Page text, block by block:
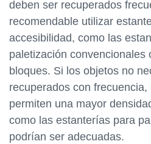
deben ser recuperados
recomendable utilizar
accesibilidad, como las
paletización convencionales
bloques. Si los objetos no
recuperados con
permiten una mayor
como las estanterías para
podrían ser adecuadas.